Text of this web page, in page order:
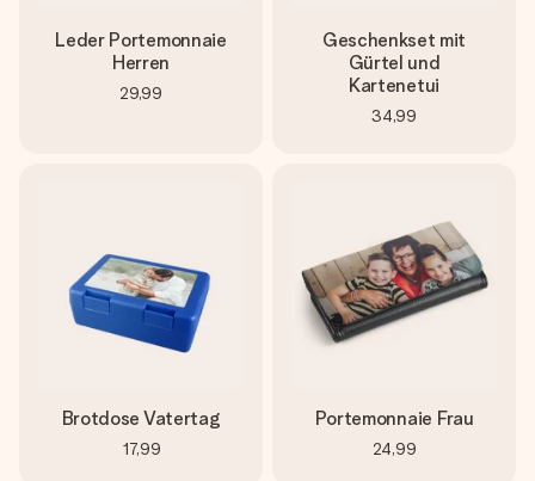
Leder Portemonnaie
Herren
29,99
Geschenkset mit
Gürtel und
Kartenetui
34,99
Brotdose Vatertag
17,99
Portemonnaie Frau
24,99